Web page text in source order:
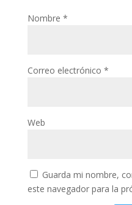
Nombre *
Correo electrónico *
Web
Guarda mi nombre,
este navegador para la